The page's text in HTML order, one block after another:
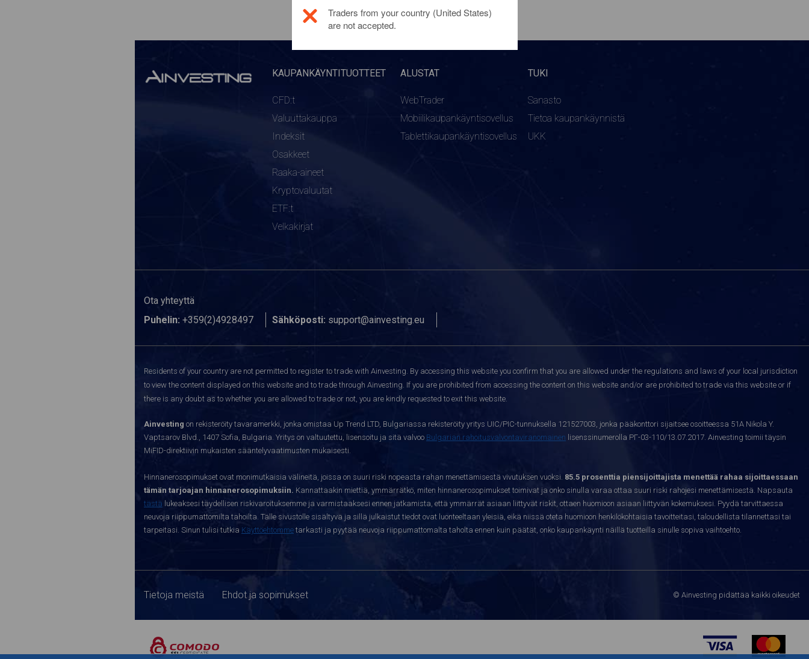
KAUPANKÄYNTITUOTTEET
CFD:t
Valuuttakauppa
Indeksit
Osakkeet
Raaka-aineet
Kryptovaluutat
ETF:t
Velkakirjat
ALUSTAT
WebTrader
Mobiilikaupankäyntisovellus
Tablettikaupankäyntisovellus
TUKI
Sanasto
Tietoa kaupankäynnistä
UKK
Ota yhteyttä
Puhelin: +359(2)4928497 Sähköposti: support@ainvesting.eu
Residents of your country are not permitted to register to trade with Ainvesting. By accessing this website you confirm that you are allowed under the regulations and laws of your local jurisdiction
to view the content displayed on this website and to trade through Ainvesting. If you are prohibited from accessing the content on this website and/or are prohibited to trade via this website or if
there is any doubt as to whether you are allowed to trade or not, you are kindly requested to exit this website.
Ainvesting on rekisteröity tavaramerkki, jonka omistaa Up Trend LTD, Bulgariassa rekisteröity yritys UIC/PIC-tunnuksella 121527003, jonka pääkonttori sijaitsee osoitteessa 51A Nikola Y.
Vaptsarov Blvd., 1407 Sofia, Bulgaria. Yritys on valtuutettu, lisensoitu ja sitä valvoo Bulgarian rahoitusvalvontaviranomainen lisenssinumerolla РГ-03-110/13.07.2017. Ainvesting toimii täysin
MiFID-direktiivin mukaisten sääntelyvaatimusten mukaisesti.
Hinnanerosopimukset ovat monimutkaisia välineitä, joissa on suuri riski nopeasta rahan menettämisestä vivutuksen vuoksi. 85.5 prosenttia piensijoittajista menettää rahaa sijoittaessaan
tämän tarjoajan hinnanerosopimuksiin. Kannattaakin miettiä, ymmärrätkö, miten hinnanerosopimukset toimivat ja onko sinulla varaa ottaa suuri riski rahojesi menettämisestä. Napsauta
tästä lukeaksesi täydellisen riskivaroituksemme ja varmistaaksesi ennen jatkamista, että ymmärrät asiaan liittyvät riskit, ottaen huomioon asiaan liittyvän kokemuksesi. Pyydä tarvittaessa
neuvoja riippumattomilta tahoilta. Tälle sivustolle sisältyvä ja sillä julkaistut tiedot ovat luonteeltaan yleisiä, eikä niissä oteta huomioon henkilökohtaisia tavoitteitasi, taloudellista tilannettasi tai
tarpeitasi. Sinun tulisi tutkia Käyttöehtomme tarkasti ja pyytää neuvoja riippumattomalta taholta ennen kuin päätät, onko kaupankäynti näillä tuotteilla sinulle sopiva vaihtoehto.
Tietoja meistä Ehdot ja sopimukset © Ainvesting pidättää kaikki oikeudet
Traders from your country (United States)
are not accepted.